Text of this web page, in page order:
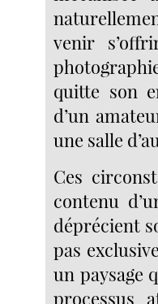
venir
quitte son
d’un
une salle
Ces
contenu
déprécient
pas
un paysage
processus